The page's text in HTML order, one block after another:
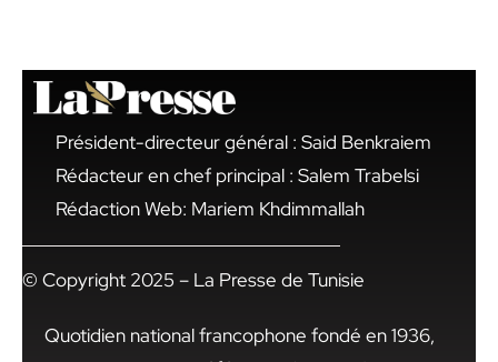
Président-directeur général : Said Benkraiem
Rédacteur en chef principal : Salem Trabelsi
Rédaction Web: Mariem Khdimmallah
© Copyright 2025 – La Presse de Tunisie
Quotidien national francophone fondé en 1936,